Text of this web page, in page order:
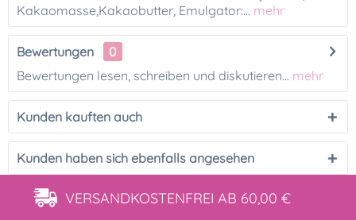
Kakaomasse,Kakaobutter, Emulgator:... mehr
Bewertungen
0
Bewertungen lesen, schreiben und diskutieren... mehr
Kunden kauften auch
Kunden haben sich ebenfalls angesehen
VERSANDKOSTENFREI AB 60,00 €